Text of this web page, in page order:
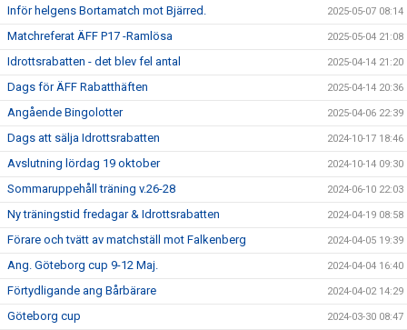
Inför helgens Bortamatch mot Bjärred. 2025-05-07 08:14
Matchreferat ÄFF P17 -Ramlösa 2025-05-04 21:08
Idrottsrabatten - det blev fel antal 2025-04-14 21:20
Dags för ÄFF Rabatthäften 2025-04-14 20:36
Angående Bingolotter 2025-04-06 22:39
Dags att sälja Idrottsrabatten 2024-10-17 18:46
Avslutning lördag 19 oktober 2024-10-14 09:30
Sommaruppehåll träning v.26-28 2024-06-10 22:03
Ny träningstid fredagar & Idrottsrabatten 2024-04-19 08:58
Förare och tvätt av matchställ mot Falkenberg 2024-04-05 19:39
Ang. Göteborg cup 9-12 Maj. 2024-04-04 16:40
Förtydligande ang Bårbärare 2024-04-02 14:29
Göteborg cup 2024-03-30 08:47